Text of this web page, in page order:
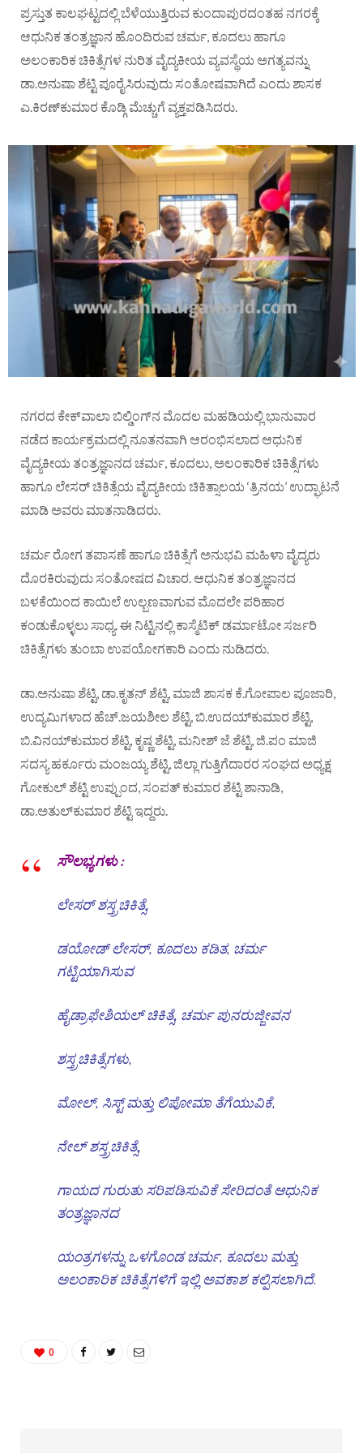
ಪ್ರಸ್ತುತ ಕಾಲಘಟ್ಟದಲ್ಲಿ ಬೆಳೆಯುತ್ತಿರುವ ಕುಂದಾಪುರದಂತಹ ನಗರಕ್ಕೆ
ಆಧುನಿಕ ತಂತ್ರಜ್ಞಾನ ಹೊಂದಿರುವ ಚರ್ಮ, ಕೂದಲು ಹಾಗೂ
ಅಲಂಕಾರಿಕ ಚಿಕಿತ್ಸೆಗಳ ನುರಿತ ವೈದ್ಯಕೀಯ ವ್ಯವಸ್ಥೆಯ ಅಗತ್ಯವನ್ನು
ಡಾ.ಅನುಷಾ ಶೆಟ್ಟಿ ಪೂರೈಸಿರುವುದು ಸಂತೋಷವಾಗಿದೆ ಎಂದು ಶಾಸಕ
ಎ.ಕಿರಣ್‌ಕುಮಾರ ಕೊಡ್ಗಿ ಮೆಚ್ಚುಗೆ ವ್ಯಕ್ತಪಡಿಸಿದರು.
ನಗರದ ಕೇಕ್‌ವಾಲಾ ಬಿಲ್ಡಿಂಗ್‌ನ ಮೊದಲ ಮಹಡಿಯಲ್ಲಿ ಭಾನುವಾರ
ನಡೆದ ಕಾರ್ಯಕ್ರಮದಲ್ಲಿ ನೂತನವಾಗಿ ಆರಂಭಿಸಲಾದ ಆಧುನಿಕ
ವೈದ್ಯಕೀಯ ತಂತ್ರಜ್ಞಾನದ ಚರ್ಮ, ಕೂದಲು, ಅಲಂಕಾರಿಕ ಚಿಕಿತ್ಸೆಗಳು
ಹಾಗೂ ಲೇಸರ್ ಚಿಕಿತ್ಸೆಯ ವೈದ್ಯಕೀಯ ಚಿಕಿತ್ಸಾಲಯ ‘ತ್ರಿನಯ’ ಉದ್ಘಾಟನೆ
ಮಾಡಿ ಅವರು ಮಾತನಾಡಿದರು.
ಚರ್ಮ ರೋಗ ತಪಾಸಣೆ ಹಾಗೂ ಚಿಕಿತ್ಸೆಗೆ ಅನುಭವಿ ಮಹಿಳಾ ವೈದ್ಯರು
ದೊರಕಿರುವುದು ಸಂತೋಷದ ವಿಚಾರ. ಆಧುನಿಕ ತಂತ್ರಜ್ಞಾನದ
ಬಳಕೆಯಿಂದ ಕಾಯಿಲೆ ಉಲ್ಬಣವಾಗುವ ಮೊದಲೇ ಪರಿಹಾರ
ಕಂಡುಕೊಳ್ಳಲು ಸಾಧ್ಯ. ಈ ನಿಟ್ಟಿನಲ್ಲಿ ಕಾಸ್ಮೆಟಿಕ್ ಡರ್ಮಾಟೋ ಸರ್ಜರಿ
ಚಿಕಿತ್ಸೆಗಳು ತುಂಬಾ ಉಪಯೋಗಕಾರಿ ಎಂದು ನುಡಿದರು.
ಡಾ.ಅನುಷಾ ಶೆಟ್ಟಿ, ಡಾ.ಕೃತನ್ ಶೆಟ್ಟಿ, ಮಾಜಿ ಶಾಸಕ ಕೆ.ಗೋಪಾಲ ಪೂಜಾರಿ,
ಉದ್ಯಮಿಗಳಾದ ಹೆಚ್.ಜಯಶೀಲ ಶೆಟ್ಟಿ, ಬಿ.ಉದಯ್‌ಕುಮಾರ ಶೆಟ್ಟಿ,
ಬಿ.ವಿನಯ್‌ಕುಮಾರ ಶೆಟ್ಟಿ, ಕೃಷ್ಣ ಶೆಟ್ಟಿ, ಮನೀಶ್ ಜೆ ಶೆಟ್ಟಿ, ಜಿ.ಪಂ ಮಾಜಿ
ಸದಸ್ಯ ಹರ್ಕೂರು ಮಂಜಯ್ಯ ಶೆಟ್ಟಿ, ಜಿಲ್ಲಾ ಗುತ್ತಿಗೆದಾರರ ಸಂಘದ ಅಧ್ಯಕ್ಷ
ಗೋಕುಲ್ ಶೆಟ್ಟಿ ಉಪ್ಪುಂದ, ಸಂಪತ್ ‌ಕುಮಾರ ಶೆಟ್ಟಿ ಶಾನಾಡಿ,
ಡಾ.ಅತುಲ್‌ಕುಮಾರ ಶೆಟ್ಟಿ ಇದ್ದರು.
ಸೌಲಭ್ಯಗಳು :
ಲೇಸರ್ ಶಸ್ತ್ರಚಿಕಿತ್ಸೆ,
ಡಯೋಡ್ ಲೇಸರ್, ಕೂದಲು ಕಡಿತ, ಚರ್ಮ
ಗಟ್ಟಿಯಾಗಿಸುವ
ಹೈಡ್ರಾಫೇಶಿಯಲ್ ಚಿಕಿತ್ಸೆ, ಚರ್ಮ ಪುನರುಜ್ಜೀವನ
ಶಸ್ತ್ರಚಿಕಿತ್ಸೆಗಳು,
ಮೋಲ್, ಸಿಸ್ಟ್ ಮತ್ತು ಲಿಪೋಮಾ ತೆಗೆಯುವಿಕೆ,
ನೇಲ್ ಶಸ್ತ್ರಚಿಕಿತ್ಸೆ,
ಗಾಯದ ಗುರುತು ಸರಿಪಡಿಸುವಿಕೆ ಸೇರಿದಂತೆ ಆಧುನಿಕ
ತಂತ್ರಜ್ಞಾನದ
ಯಂತ್ರಗಳನ್ನು ಒಳಗೊಂಡ ಚರ್ಮ, ಕೂದಲು ಮತ್ತು
ಅಲಂಕಾರಿಕ ಚಿಕಿತ್ಸೆಗಳಿಗೆ ಇಲ್ಲಿ ಅವಕಾಶ ಕಲ್ಪಿಸಲಾಗಿದೆ.
0